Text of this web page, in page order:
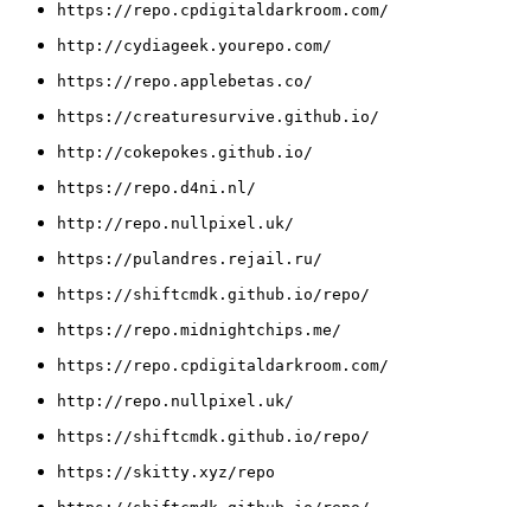
https://repo.cpdigitaldarkroom.com/
http://cydiageek.yourepo.com/
https://repo.applebetas.co/
https://creaturesurvive.github.io/
http://cokepokes.github.io/
https://repo.d4ni.nl/
http://repo.nullpixel.uk/
https://pulandres.rejail.ru/
https://shiftcmdk.github.io/repo/
https://repo.midnightchips.me/
https://repo.cpdigitaldarkroom.com/
http://repo.nullpixel.uk/
https://shiftcmdk.github.io/repo/
https://skitty.xyz/repo